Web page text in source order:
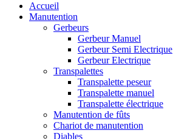
Accueil
Manutention
Gerbeurs
Gerbeur Manuel
Gerbeur Semi Electrique
Gerbeur Electrique
Transpalettes
Transpalette peseur
Transpalette manuel
Transpalette électrique
Manutention de fûts
Chariot de manutention
Diables